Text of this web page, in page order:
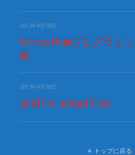
2013年4月18日
Windows Phoneプログラミ
礎
2013年4月18日
速習 C＃ on Visual Studio
トップに戻る